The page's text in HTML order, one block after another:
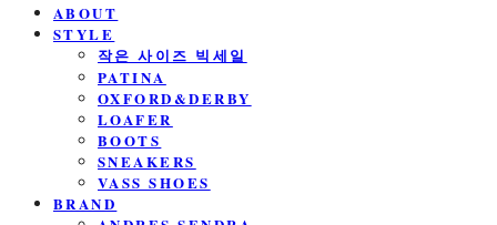
ABOUT
STYLE
작은 사이즈 빅세일
PATINA
OXFORD&DERBY
LOAFER
BOOTS
SNEAKERS
VASS SHOES
BRAND